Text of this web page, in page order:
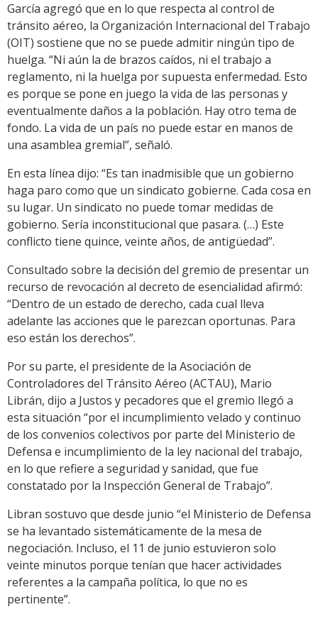
García agregó que en lo que respecta al control de
tránsito aéreo, la Organización Internacional del Trabajo
(OIT) sostiene que no se puede admitir ningún tipo de
huelga. “Ni aún la de brazos caídos, ni el trabajo a
reglamento, ni la huelga por supuesta enfermedad. Esto
es porque se pone en juego la vida de las personas y
eventualmente daños a la población. Hay otro tema de
fondo. La vida de un país no puede estar en manos de
una asamblea gremial”, señaló.
En esta línea dijo: “Es tan inadmisible que un gobierno
haga paro como que un sindicato gobierne. Cada cosa en
su lugar. Un sindicato no puede tomar medidas de
gobierno. Sería inconstitucional que pasara. (…) Este
conflicto tiene quince, veinte años, de antigüedad”.
Consultado sobre la decisión del gremio de presentar un
recurso de revocación al decreto de esencialidad afirmó:
“Dentro de un estado de derecho, cada cual lleva
adelante las acciones que le parezcan oportunas. Para
eso están los derechos”.
Por su parte, el presidente de la Asociación de
Controladores del Tránsito Aéreo (ACTAU), Mario
Librán, dijo a Justos y pecadores que el gremio llegó a
esta situación “por el incumplimiento velado y continuo
de los convenios colectivos por parte del Ministerio de
Defensa e incumplimiento de la ley nacional del trabajo,
en lo que refiere a seguridad y sanidad, que fue
constatado por la Inspección General de Trabajo”.
Libran sostuvo que desde junio “el Ministerio de Defensa
se ha levantado sistemáticamente de la mesa de
negociación. Incluso, el 11 de junio estuvieron solo
veinte minutos porque tenían que hacer actividades
referentes a la campaña política, lo que no es
pertinente”.